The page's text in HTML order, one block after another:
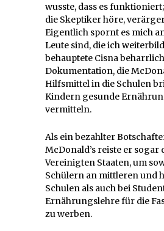
wusste, dass es
die Skeptiker höre,
Eigentlich spornt es mich
Leute sind, die ich
behauptete Cisna
Dokumentation, die
Hilfsmittel in die Schulen
Kindern gesunde
vermitteln.
Als ein bezahlter
McDonald’s reiste er sogar
Vereinigten Staaten, um
Schülern an mittleren und
Schulen als auch bei
Ernährungslehre für die
zu werben.